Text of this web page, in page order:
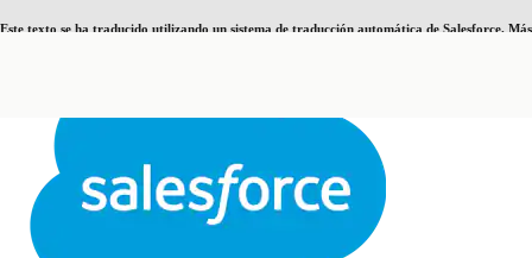
Este texto se ha traducido utilizando un sistema de traducción automática de Salesforce. Más
Cerrar Cerrar